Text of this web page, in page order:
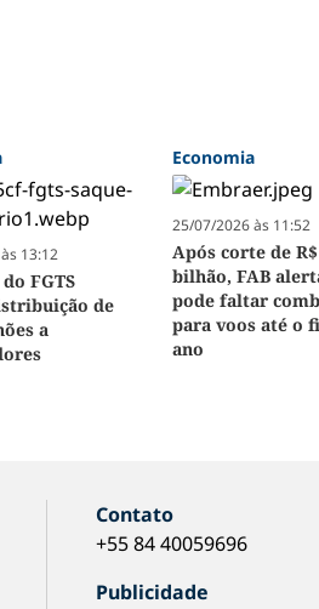
13:12
FGTS
de
a
Economia
25/07/2026 às 11:52
Após corte de R$
bilhão, FAB
pode faltar
para voos até o
ano
Contato
+55 84 40059696
Publicidade